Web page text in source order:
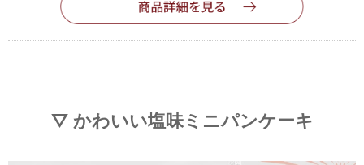
▽ かわいい塩味ミニパンケーキ